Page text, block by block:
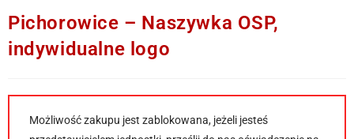
Pichorowice – Naszywka OSP,
indywidualne logo
Możliwość zakupu jest zablokowana, jeżeli jesteś